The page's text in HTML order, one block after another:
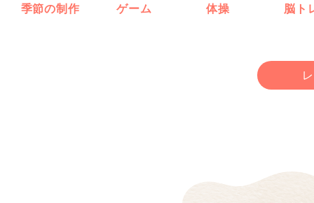
季節の制作 ゲーム 体操 脳ト